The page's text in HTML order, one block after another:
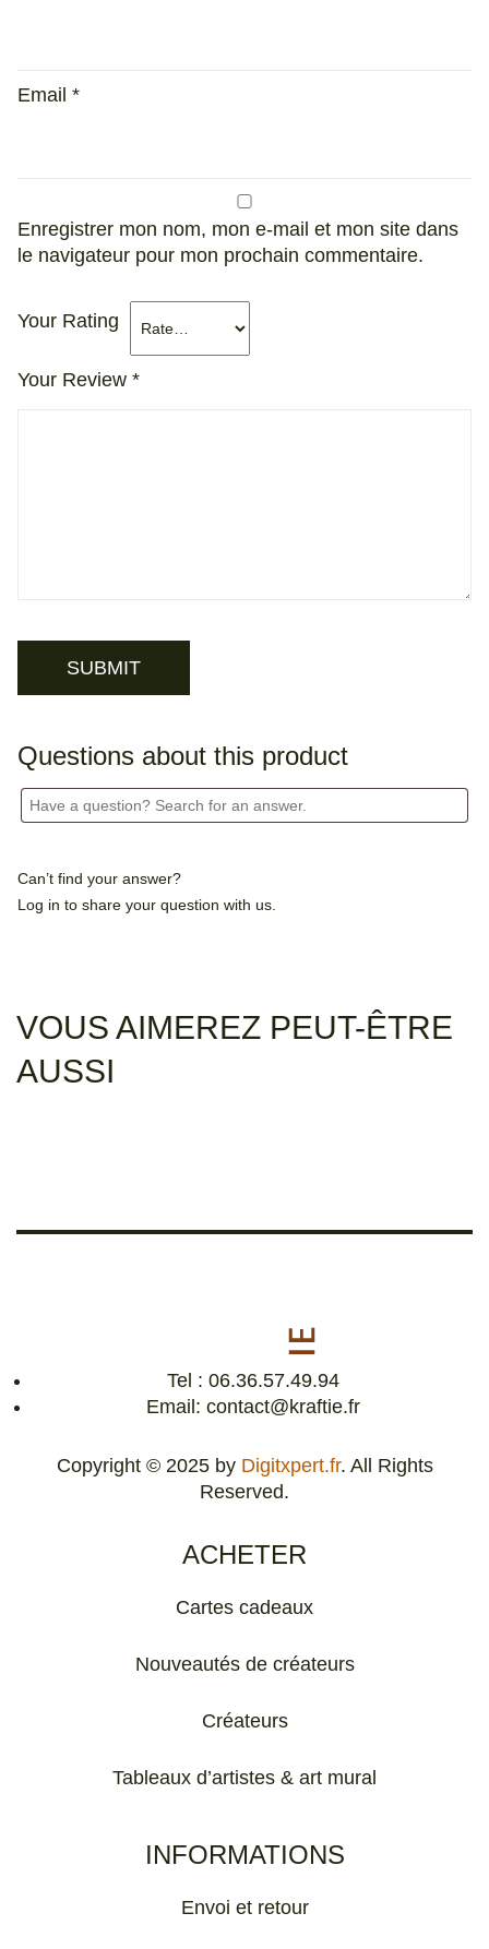
Email *
Enregistrer mon nom, mon e-mail et mon site dans
le navigateur pour mon prochain commentaire.
Your Rating
Your Review *
Questions about this product
Can’t find your answer?
Log in to share your question with us.
VOUS AIMEREZ PEUT-ÊTRE
AUSSI
Tel : 06.36.57.49.94
Email: contact@kraftie.fr
Copyright © 2025 by Digitxpert.fr. All Rights
Reserved.
ACHETER
Cartes cadeaux
Nouveautés de créateurs
Créateurs
Tableaux d’artistes & art mural
INFORMATIONS
Envoi et retour